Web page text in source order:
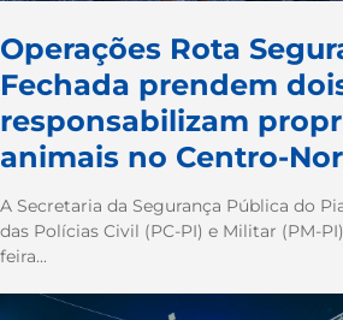
Operações Rota
Fechada prendem
responsabilizam
animais no Centro-
A Secretaria da Segurança Pública do
das Polícias Civil (PC-PI) e Militar (PM-
feira...